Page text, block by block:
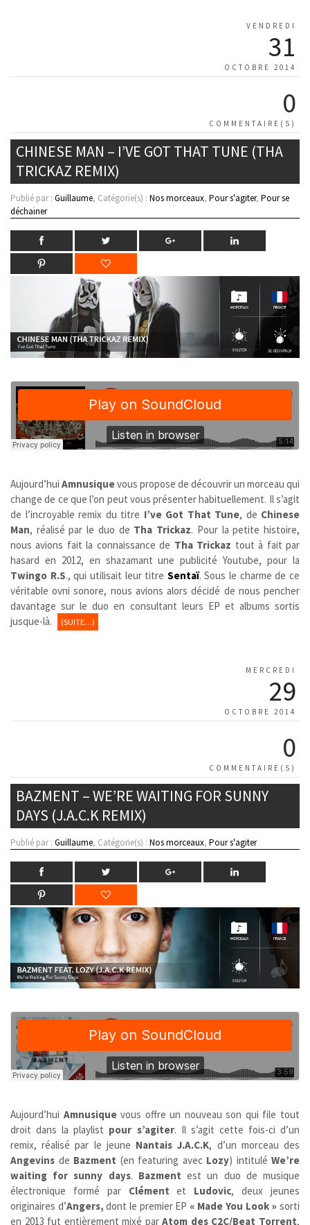
VENDREDI
31
OCTOBRE 2014
0
COMMENTAIRE(S)
CHINESE MAN – I’VE GOT THAT TUNE (THA
TRICKAZ REMIX)
Publié par : Guillaume, Catégorie(s) : Nos morceaux, Pour s'agiter, Pour se
déchainer
Aujourd’hui Amnusiquevous propose de découvrir un morceau qui
change de ce que l’on peut vous présenter habituellement. Il s’agit
de l’incroyable remix du titre I’ve Got That Tune, de Chinese
Man, réalisé par le duo de Tha Trickaz. Pour la petite histoire,
nous avions fait la connaissance de Tha Trickaz tout à fait par
hasard en 2012, en shazamant une publicité Youtube, pour la
Twingo R.S., qui utilisait leur titre Sentaï. Sous le charme de ce
véritable ovni sonore, nous avions alors décidé de nous pencher
davantage sur le duo en consultant leurs EP et albums sortis
jusque-là.
(SUITE…)
MERCREDI
29
OCTOBRE 2014
0
COMMENTAIRE(S)
BAZMENT – WE’RE WAITING FOR SUNNY
DAYS (J.A.C.K REMIX)
Publié par : Guillaume, Catégorie(s) : Nos morceaux, Pour s'agiter
Aujourd’hui Amnusiquevous offre un nouveau son qui file tout
droit dans la playlist pour s’agiter. Il s’agit cette fois-ci d’un
remix, réalisé par le jeune Nantais J.A.C.K, d’un morceau des
Angevins de Bazment (en featuring avec Lozy) intitulé We’re
waiting for sunny days. Bazment est un duo de musique
électronique formé par Clément et Ludovic, deux jeunes
originaires d’Angers,dont le premier EP « Made You Look » sorti
en 2013 fut entièrement mixé parAtom des C2C/Beat Torrent,